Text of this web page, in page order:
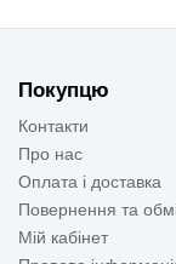
Покупцю
Контакти
Про нас
Оплата і доставка
Повернення та
Мій кабінет